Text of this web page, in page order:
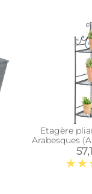
Etagère
Arabesques